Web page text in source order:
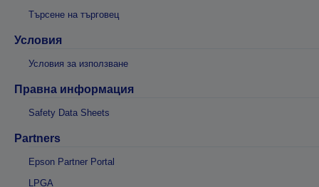
Търсене на търговец
Условия
Условия за използване
Правна информация
Safety Data Sheets
Partners
Epson Partner Portal
LPGA